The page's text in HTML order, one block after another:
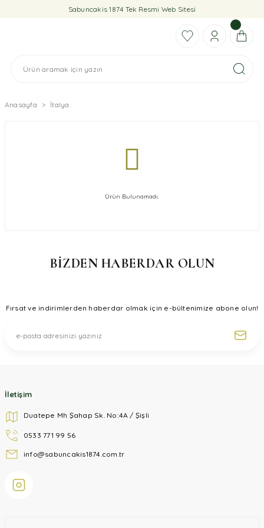
Sabuncakis 1874 Tek Resmi Web Sitesi
Anasayfa İtalya
Ürün Bulunamadı.
BİZDEN HABERDAR OLUN
Fırsat ve indirimlerden haberdar olmak için e-bültenimize abone olun!
İletişim
Duatepe Mh Şahap Sk. No:4A / Şişli
0533 771 99 56
info@sabuncakis1874.com.tr